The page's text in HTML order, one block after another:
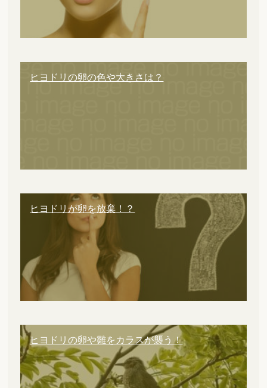
ヒヨドリの卵の色や大きさは？
ヒヨドリが卵を放棄！？
ヒヨドリの卵や雛をカラスが襲う！